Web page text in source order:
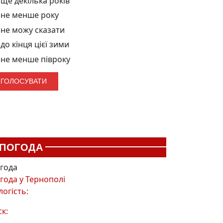
не менше року
не можу сказати
до кінця цієї зими
не менше півроку
ПОГОДА
уТернополі